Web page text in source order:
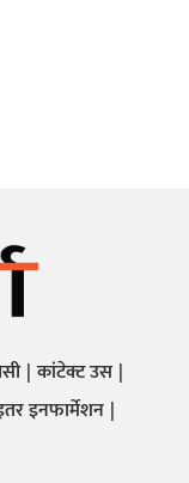
कांटेक्ट उस
इनफार्मेशन